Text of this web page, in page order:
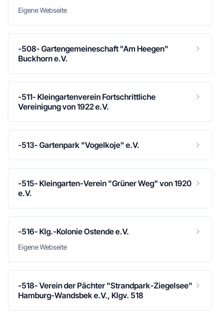
Eigene Webseite
-508- Gartengemeineschaft "Am Heegen"
Buckhorn e.V.
-511- Kleingartenverein Fortschrittliche
Vereinigung von 1922 e.V.
-513- Gartenpark "Vogelkoje" e.V.
-515- Kleingarten-Verein "Grüner Weg" von 1920
e.V.
-516- Klg.-Kolonie Ostende e.V.
Eigene Webseite
-518- Verein der Pächter "Strandpark-Ziegelsee"
Hamburg-Wandsbek e.V., Klgv. 518